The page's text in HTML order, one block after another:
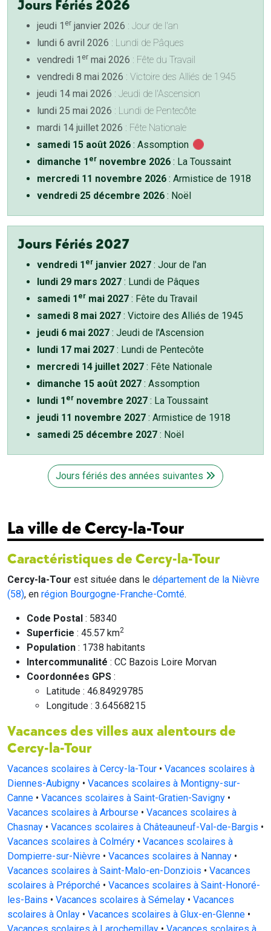
Jours Fériés 2026
jeudi 1 er janvier 2026 : Jour de l'an
lundi 6 avril 2026 : Lundi de Pâques
vendredi 1 er mai 2026 : Fête du Travail
vendredi 8 mai 2026 : Victoire des Alliés de 1945
jeudi 14 mai 2026 : Jeudi de l'Ascension
lundi 25 mai 2026 : Lundi de Pentecôte
mardi 14 juillet 2026 : Fête Nationale
samedi 15 août 2026 : Assomption
dimanche 1 er novembre 2026 : La Toussaint
mercredi 11 novembre 2026 : Armistice de 1918
vendredi 25 décembre 2026 : Noël
Jours Fériés 2027
vendredi 1 er janvier 2027 : Jour de l'an
lundi 29 mars 2027 : Lundi de Pâques
samedi 1 er mai 2027 : Fête du Travail
samedi 8 mai 2027 : Victoire des Alliés de 1945
jeudi 6 mai 2027 : Jeudi de l'Ascension
lundi 17 mai 2027 : Lundi de Pentecôte
mercredi 14 juillet 2027 : Fête Nationale
dimanche 15 août 2027 : Assomption
lundi 1 er novembre 2027 : La Toussaint
jeudi 11 novembre 2027 : Armistice de 1918
samedi 25 décembre 2027 : Noël
Jours fériés des années suivantes
La ville de Cercy-la-Tour
Caractéristiques de Cercy-la-Tour
Cercy-la-Tour est située dans le département de la Nièvre
(58), en région Bourgogne-Franche-Comté.
Code Postal : 58340
Superficie : 45.57 km2
Population : 1738 habitants
Intercommunalité : CC Bazois Loire Morvan
Coordonnées GPS :
Latitude : 46.84929785
Longitude : 3.64568215
Vacances des villes aux alentours de
Cercy-la-Tour
Vacances scolaires à Cercy-la-Tour • Vacances scolaires à
Diennes-Aubigny • Vacances scolaires à Montigny-sur-
Canne • Vacances scolaires à Saint-Gratien-Savigny •
Vacances scolaires à Arbourse • Vacances scolaires à
Chasnay • Vacances scolaires à Châteauneuf-Val-de-Bargis •
Vacances scolaires à Colméry • Vacances scolaires à
Dompierre-sur-Nièvre • Vacances scolaires à Nannay •
Vacances scolaires à Saint-Malo-en-Donziois • Vacances
scolaires à Préporché • Vacances scolaires à Saint-Honoré-
les-Bains • Vacances scolaires à Sémelay • Vacances
scolaires à Onlay • Vacances scolaires à Glux-en-Glenne •